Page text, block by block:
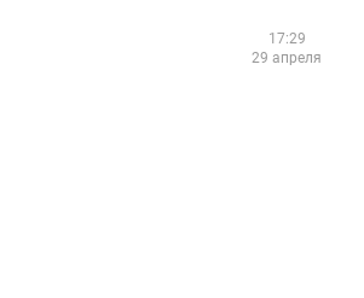
17:29
29 апреля